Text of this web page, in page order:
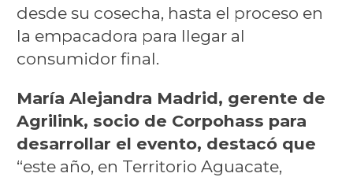
desde su cosecha, hasta el proceso en
la empacadora para llegar al
consumidor final.
María Alejandra Madrid, gerente de
Agrilink, socio de Corpohass para
desarrollar el evento, destacó que
“este año, en Territorio Aguacate,